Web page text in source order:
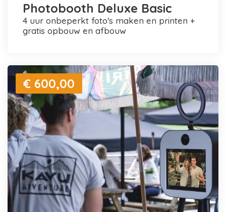
Photobooth Deluxe Basic
4 uur onbeperkt foto's maken en printen +
gratis opbouw en afbouw
€ 600,00